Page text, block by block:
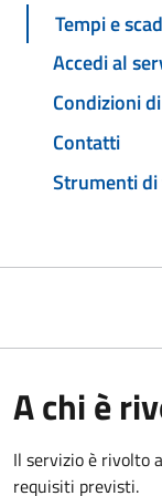
Tempi e
Accedi al
Condizioni
Contatti
Strumenti
A chi è
Il servizio è rivolto
requisiti previsti.